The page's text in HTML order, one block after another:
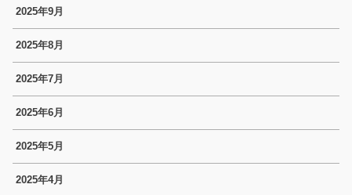
2025年9月
2025年8月
2025年7月
2025年6月
2025年5月
2025年4月